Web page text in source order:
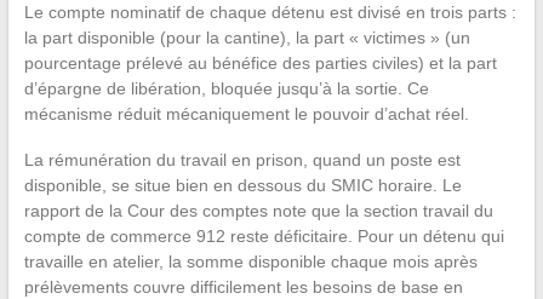
Le compte nominatif de chaque détenu est divisé en trois parts :
la part disponible (pour la cantine), la part « victimes » (un
pourcentage prélevé au bénéfice des parties civiles) et la part
d’épargne de libération, bloquée jusqu’à la sortie. Ce
mécanisme réduit mécaniquement le pouvoir d’achat réel.
La rémunération du travail en prison, quand un poste est
disponible, se situe bien en dessous du SMIC horaire. Le
rapport de la Cour des comptes note que la section travail du
compte de commerce 912 reste déficitaire. Pour un détenu qui
travaille en atelier, la somme disponible chaque mois après
prélèvements couvre difficilement les besoins de base en